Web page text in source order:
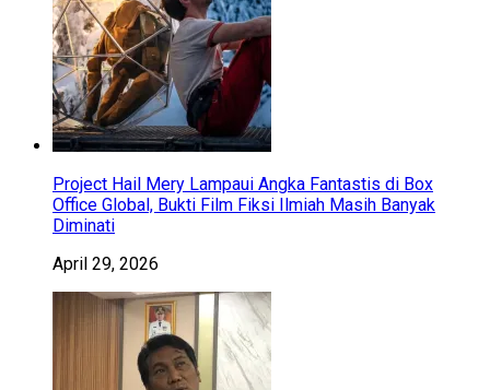
Project Hail Mery Lampaui Angka Fantastis di Box
Office Global, Bukti Film Fiksi Ilmiah Masih Banyak
Diminati
April 29, 2026